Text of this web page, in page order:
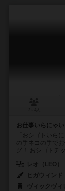
お仕事いらにゃ
「おシゴトいら
の手ネコの手で
グ！ おシゴトチ
レオ（LEO）
ヒガウィンド
ヴィックヴィ